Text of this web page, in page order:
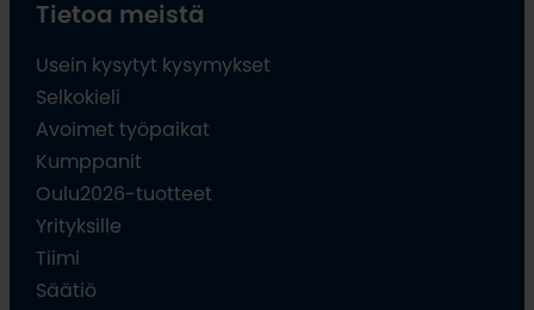
Tietoa meistä
Usein kysytyt kysymykset
Selkokieli
Avoimet työpaikat
Kumppanit
Oulu2026-tuotteet
Yrityksille
Tiimi
Säätiö